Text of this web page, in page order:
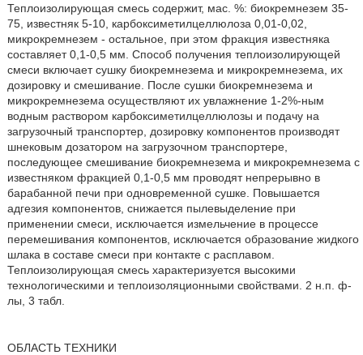
Теплоизолирующая смесь содержит, мас. %: биокремнезем 35-
75, известняк 5-10, карбоксиметилцеллюлоза 0,01-0,02,
микрокремнезем - остальное, при этом фракция известняка
составляет 0,1-0,5 мм. Способ получения теплоизолирующей
смеси включает сушку биокремнезема и микрокремнезема, их
дозировку и смешивание. После сушки биокремнезема и
микрокремнезема осуществляют их увлажнение 1-2%-ным
водным раствором карбоксиметилцеллюлозы и подачу на
загрузочный транспортер, дозировку компонентов производят
шнековым дозатором на загрузочном транспортере,
последующее смешивание биокремнезема и микрокремнезема с
известняком фракцией 0,1-0,5 мм проводят непрерывно в
барабанной печи при одновременной сушке. Повышается
адгезия компонентов, снижается пылевыделение при
применении смеси, исключается измельчение в процессе
перемешивания компонентов, исключается образование жидкого
шлака в составе смеси при контакте с расплавом.
Теплоизолирующая смесь характеризуется высокими
технологическими и теплоизоляционными свойствами. 2 н.п. ф-
лы, 3 табл.
ОБЛАСТЬ ТЕХНИКИ